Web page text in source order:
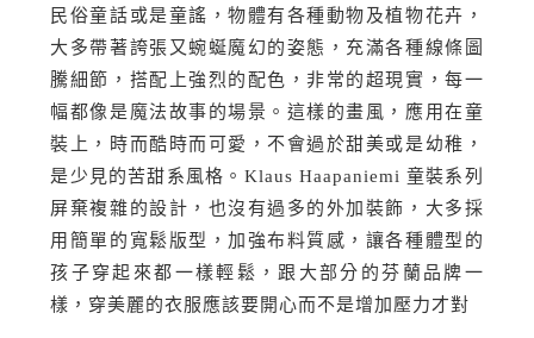
民俗童話或是童謠，物體有各種動物及植物花卉，
大多帶著誇張又蜿蜒魔幻的姿態，充滿各種線條圖
騰細節，搭配上強烈的配色，非常的超現實，每一
幅都像是魔法故事的場景。這樣的畫風，應用在童
裝上，時而酷時而可愛，不會過於甜美或是幼稚，
是少見的苦甜系風格。Klaus Haapaniemi 童裝系列
屏棄複雜的設計，也沒有過多的外加裝飾，大多採
用簡單的寬鬆版型，加強布料質感，讓各種體型的
孩子穿起來都一樣輕鬆，跟大部分的芬蘭品牌一
樣，穿美麗的衣服應該要開心而不是增加壓力才對